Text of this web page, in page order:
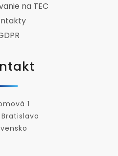
na TEC
1
Bratislava